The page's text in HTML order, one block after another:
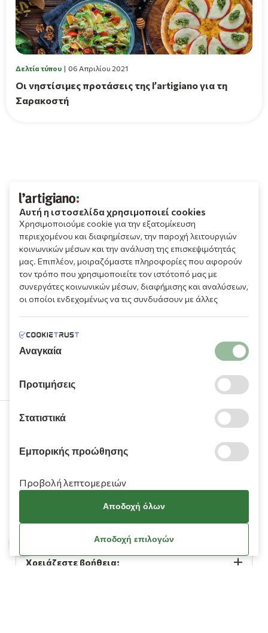
Δελτία τύπου 06 Απριλίου 2021
Οι νηστίσιμες προτάσεις της l’artigiano για τη
Σαρακοστή
Πληροφορίες
Χρειάζεστε βοήθεια;
Αυτή η ιστοσελίδα χρησιμοποιεί cookies
Χρησιμοποιούμε cookie για την εξατομίκευση
περιεχομένου και διαφημίσεων, την παροχή λειτουργιών
κοινωνικών μέσων και την ανάλυση της επισκεψιμότητάς
μας. Επιπλέον, μοιραζόμαστε πληροφορίες που αφορούν
τον τρόπο που χρησιμοποιείτε τον ιστότοπό μας με
συνεργάτες κοινωνικών μέσων, διαφήμισης και αναλύσεων,
οι οποίοι ενδεχομένως να τις συνδυάσουν με άλλες
υπηρεσιών τους.
Αναγκαία
Προτιμήσεις
Στατιστικά
Εμπορικής προώθησης
Προβολή λεπτομερειών
Αποδοχή όλων
Αποδοχή επιλογών